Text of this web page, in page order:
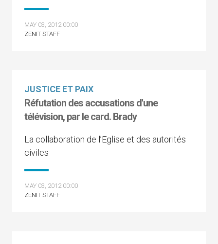
MAY 03, 2012 00:00
ZENIT STAFF
JUSTICE ET PAIX
Réfutation des accusations d'une
télévision, par le card. Brady
La collaboration de l’Eglise et des autorités
civiles
MAY 03, 2012 00:00
ZENIT STAFF